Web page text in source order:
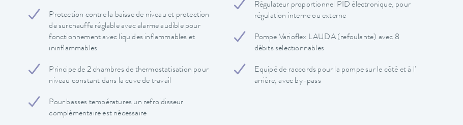
Protection contre la baisse de niveau et protection
de surchauffe réglable avec alarme audible pour
fonctionnement avec liquides inflammables et
ininflammables
Principe de 2 chambres de thermostatisation pour
niveau constant dans la cuve de travail
Pour basses températures un refroidisseur
complémentaire est nécessaire
Régulateur proportionnel PID électronique, pour
régulation interne ou externe
Pompe Varioflex LAUDA (refoulante) avec 8
débits selectionnables
Equipé de raccords pour la pompe sur le côté et à l'
arrière, avec by-pass